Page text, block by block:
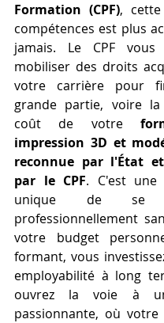
Formation (CPF),
compétences est plus
jamais. Le CPF
mobiliser des droits
votre carrière pour
grande partie, voire
coût de votre
impression 3D et
reconnue par l'État
par le CPF. C'est une
unique de se
professionnellement
votre budget
formant, vous
employabilité à long
ouvrez la voie à
passionnante, où